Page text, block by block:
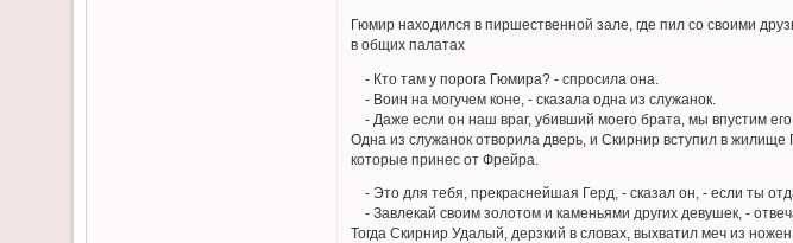
Гюмир находился в пиршественной зале, где пил со своими
в общих палатах
- Кто там у порога Гюмира? - спросила она.
- Воин на могучем коне, - сказала одна из служанок.
- Даже если он наш враг, убивший моего брата, мы впустим
Одна из служанок отворила дверь, и Скирнир вступил в
которые принес от Фрейра.
- Это для тебя, прекраснейшая Герд, - сказал он, - если ты
- Завлекай своим золотом и каменьями других девушек, -
Тогда Скирнир Удалый, дерзкий в словах, выхватил меч из ножен